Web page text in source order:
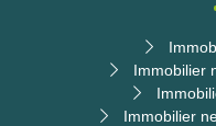
Immobilier
Immobilier